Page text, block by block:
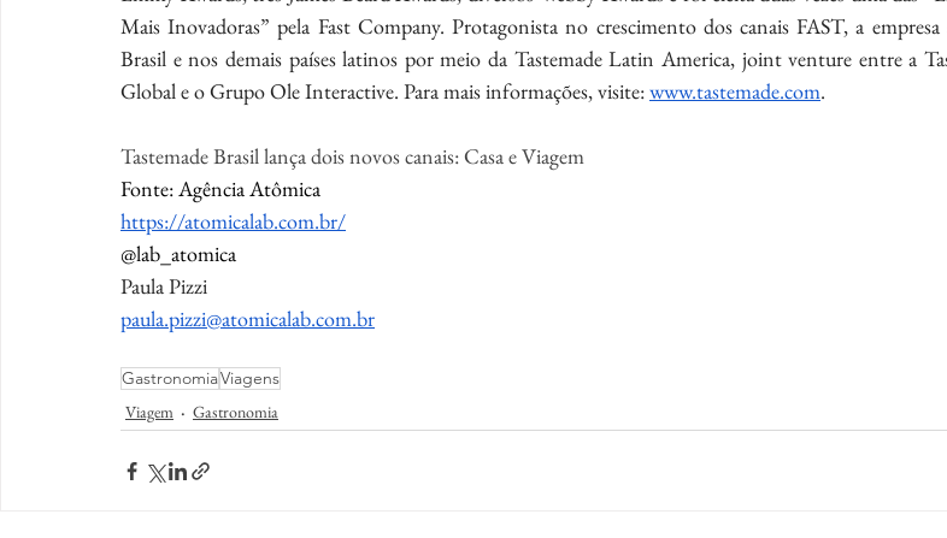
Mais Inovadoras” pela Fast Company. Protagonista no crescimento dos canais FAST, a
Brasil e nos demais países latinos por meio da Tastemade Latin America, joint venture entre a
Global e o Grupo Ole Interactive. Para mais informações, visite: www.tastemade.com.
Tastemade Brasil lança dois novos canais: Casa e Viagem
Fonte: Agência Atômica
https://atomicalab.com.br/
@lab_atomica
Paula Pizzi
paula.pizzi@atomicalab.com.br
GastronomiaViagens
Viagem
Gastronomia